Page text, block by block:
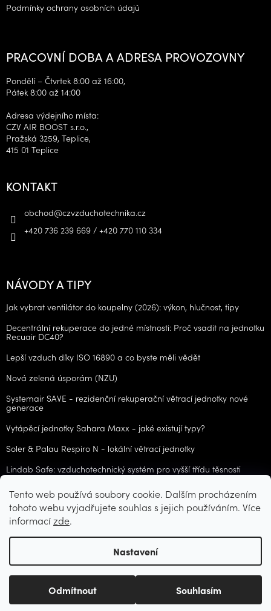
Tento web používá soubory cookie. Dalším procházením
tohoto webu vyjadřujete souhlas s jejich používáním. Více
informacízde.
Nastavení
Odmítnout Souhlasím
Podmínky ochrany osobních údajů
PRACOVNÍ DOBA A ADRESA PROVOZOVNY
Pondělí – Čtvrtek 8:00 až 16:00,
Pátek 8:00 až 14:00
Adresa výdejního místa:
CZV AIR BOOST s.r.o.,
Pražská 3259, Teplice,
415 01 Teplice
KONTAKT
obchod@czvzduchotechnika.cz
+420 736 239 669 / +420 770 110 334
NÁVODY A TIPY
Jak vybrat ventilátor do koupelny (2026): výkon, hlučnost, tipy
Decentrální rekuperace do jedné místnosti: Proč vsadit na jednotku
Recuair DC40?
Lepší vzduch díky ISO 16890 a co byste měli vědět
Nová zelená úsporám (NZU)
Systemair SAVE - rezidenční rekuperační větrací jednotky nové
generace
Vytápěcí jednotky Sahara Maxx - jaké existují typy?
Soler & Palau Respiro N - lokální větrací jednotky
Lindab Safe: vzduchotechnický systém pro vyšší třídu těsnosti
ARCHIV
Vytvořil Shoptet
Copyright 2026CZvzt.cz. Všechna práva vyhrazena.Upravit